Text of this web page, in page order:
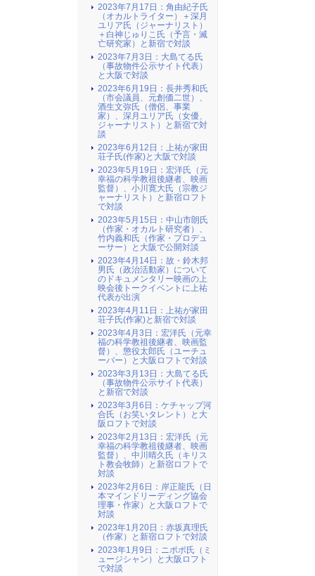
2023年7月17日：角由紀子氏
（オカルトライター）＋深月
ユリア氏（ジャーナリスト）
＋白神じゅりこ氏（予言・滅
亡研究家）と新宿で対談
2023年7月3日：大島てる氏
（事故物件公示サイト代表）
と大阪で対談
2023年6月19日：長井秀和氏
（市会議員、元創価二世）、
酒生文弥氏（僧侶、事業
家）、深月ユリア氏（女優、
ジャーナリスト）と新宿で対
談
2023年6月12日：上祐が家田
荘子氏(作家)と大阪で対談
2023年5月19日：宏洋氏（元
幸福の科学教祖後継者、映画
監督）、小川寛大氏（宗教ジ
ャーナリスト）と新宿ロフト
で対談
2023年5月15日：中山市朗氏
（作家・オカルト研究者）、
竹内義和氏（作家・プロデュ
ーサー）と大阪で公開対談
2023年4月14日：故・鈴木邦
男氏（政治活動家）について
のドキュメンタリー映画の上
映会後トークイベントに上祐
代表が出演
2023年4月11日：上祐が家田
荘子氏(作家)と新宿で対談
2023年4月3日：宏洋氏（元幸
福の科学教祖後継者、映画監
督）、懲役太郎氏（ユーチュ
ーバー）と大阪ロフトで対談
2023年3月13日：大島てる氏
（事故物件公示サイト代表）
と新宿で対談
2023年3月6日：ケチャップ河
合氏（お笑いタレント）と大
阪ロフトで対談
2023年2月13日：宏洋氏（元
幸福の科学教祖後継者、映画
監督）、中川晴久氏（キリス
ト教会牧師）と新宿ロフトで
対談
2023年2月6日：岸正龍氏（日
本マインドリーディング協会
理事・作家）と大阪ロフトで
対談
2023年1月20日：赤坂真理氏
（作家）と新宿ロフトで対談
2023年1月9日：ニポポ氏（ミ
ュージシャン）と大阪ロフト
で対談